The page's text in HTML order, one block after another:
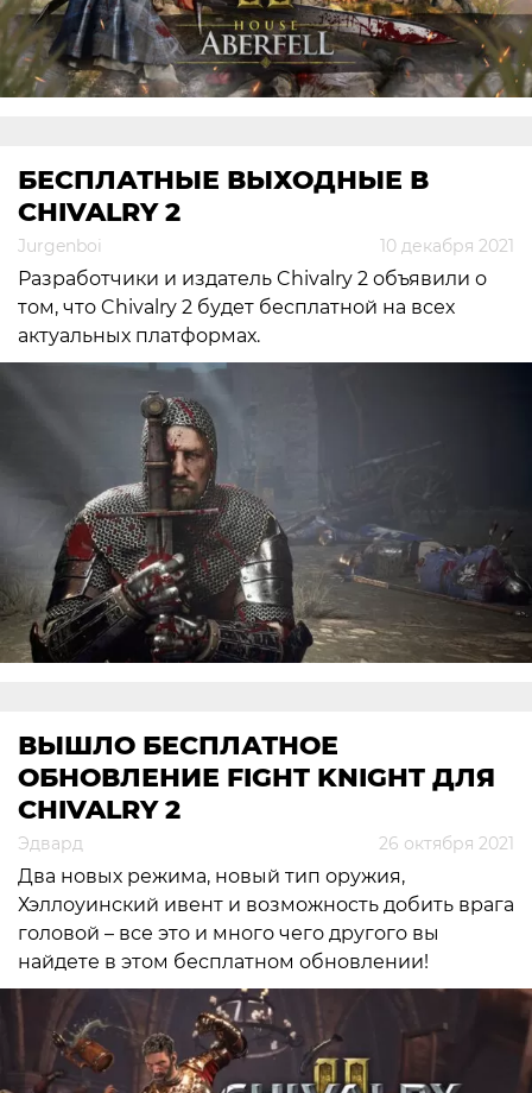
БЕСПЛАТНЫЕ ВЫХОДНЫЕ В
CHIVALRY 2
Jurgenboi 10 декабря 2021
Разработчики и издатель Chivalry 2 объявили о
том, что Chivalry 2 будет бесплатной на всех
актуальных платформах.
ВЫШЛО БЕСПЛАТНОЕ
ОБНОВЛЕНИЕ FIGHT KNIGHT ДЛЯ
CHIVALRY 2
Эдвард 26 октября 2021
Два новых режима, новый тип оружия,
Хэллоуинский ивент и возможность добить врага
головой – все это и много чего другого вы
найдете в этом бесплатном обновлении!